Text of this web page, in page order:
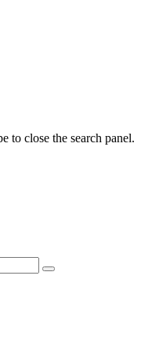
to close the search panel.